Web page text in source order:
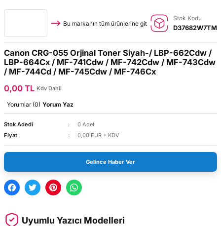
Bu markanın tüm ürünlerine git
Stok Kodu
D37682W7TM
Canon CRG-055 Orjinal Toner Siyah-/ LBP-662Cdw /
LBP-664Cx / MF-741Cdw / MF-742Cdw / MF-743Cdw
/ MF-744Cd / MF-745Cdw / MF-746Cx
0,00 TL Kdv Dahil
Yorumlar (0) Yorum Yaz
Stok Adedi
0 Adet
Fiyat
0,00 EUR + KDV
Gelince Haber Ver
Uyumlu Yazıcı Modelleri